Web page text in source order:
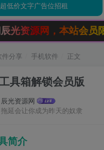
超低价文字广告位招租
时特惠，SVIP终生会
件分享 手机软件 正文
具箱解锁会员版
辰光资源网
拖延会让你成为昨天的奴隶
简介